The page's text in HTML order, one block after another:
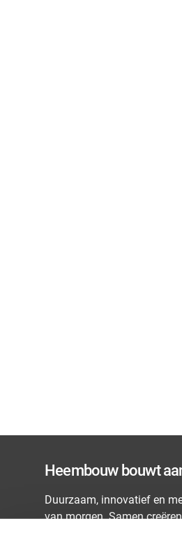
Heembouw bouwt
Duurzaam, innovatief en
van morgen. Samen